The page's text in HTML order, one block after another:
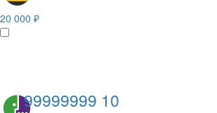
20 000 ₽
99999999 10